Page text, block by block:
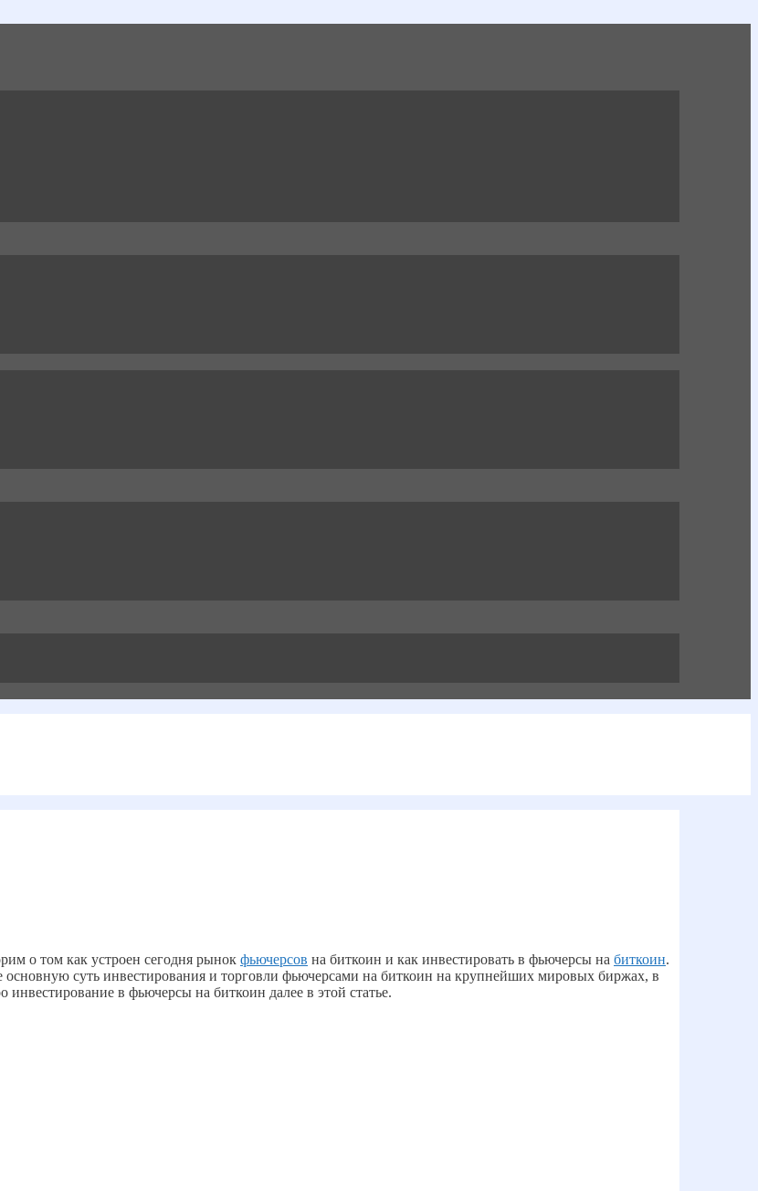
о том как устроен сегодня рынок фьючерсов на биткоин и как инвестировать в фьючерсы на биткоин.
суть инвестирования и торговли фьючерсами на биткоин на крупнейших мировых биржах, в
в фьючерсы на биткоин далее в этой статье.